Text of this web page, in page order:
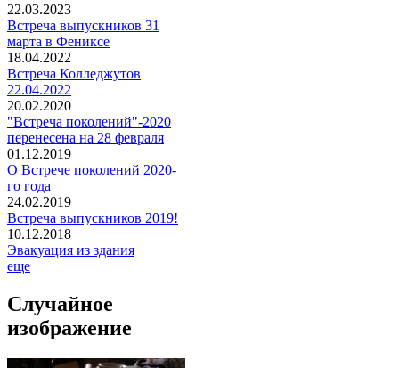
22.03.2023
Встреча выпускников 31
марта в Фениксе
18.04.2022
Встреча Колледжутов
22.04.2022
20.02.2020
"Встреча поколений"-2020
перенесена на 28 февраля
01.12.2019
О Встрече поколений 2020-
го года
24.02.2019
Встреча выпускников 2019!
10.12.2018
Эвакуация из здания
еще
Случайное
изображение